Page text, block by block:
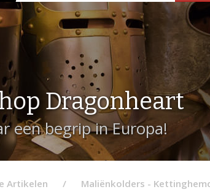
Dragonheart
een begrip in Europa!
Artikelen Maliënkolders -